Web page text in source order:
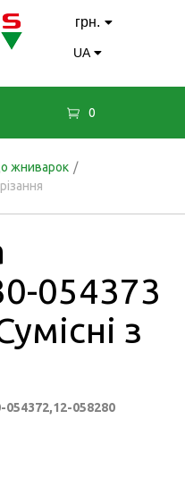
грн.
UA
0
жниварок /
054373
з
058280